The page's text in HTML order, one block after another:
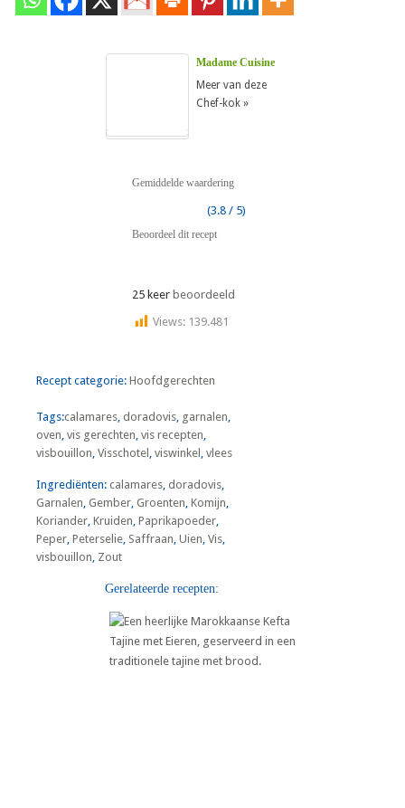
Madame Cuisine
Meer van deze
Chef-kok »
Gemiddelde waardering
(3.8 / 5)
Beoordeel dit recept
25 keer beoordeeld
Views: 139.481
Recept categorie:Hoofdgerechten
Tags:calamares, doradovis, garnalen,
oven,vis gerechten,vis recepten,
visbouillon,Visschotel ,viswinkel ,vlees
Ingrediënten:calamares, doradovis,
Garnalen,Gember,Groenten,Komijn,
Koriander,Kruiden,Paprikapoeder,
Peper,Peterselie, Saffraan,Uien,Vis,
visbouillon, Zout
Gerelateerde recepten: